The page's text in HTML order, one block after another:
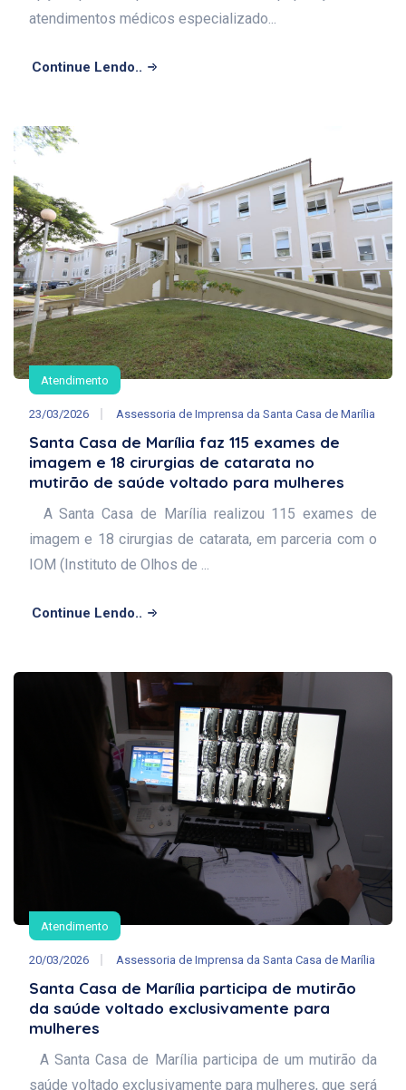
atendimentos médicos especializado...
Continue Lendo..
Atendimento
23/03/2026 Assessoria de Imprensa da Santa Casa de Marília
Santa Casa de Marília faz 115 exames de
imagem e 18 cirurgias de catarata no
mutirão de saúde voltado para mulheres
A Santa Casa de Marília realizou 115 exames de
imagem e 18 cirurgias de catarata, em parceria com o
IOM (Instituto de Olhos de ...
Continue Lendo..
Atendimento
20/03/2026 Assessoria de Imprensa da Santa Casa de Marília
Santa Casa de Marília participa de mutirão
da saúde voltado exclusivamente para
mulheres
A Santa Casa de Marília participa de um mutirão da
saúde voltado exclusivamente para mulheres, que será